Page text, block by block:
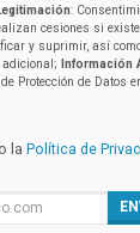
:
cesiones si
y suprimir, así
Información
Protección de Datos
la Política de